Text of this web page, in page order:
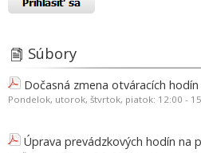
Súbory
Dočasná zmena otváracích
Pondelok, utorok, štvrtok, piatok: 12:00 -
Úprava prevádzkových hodín na